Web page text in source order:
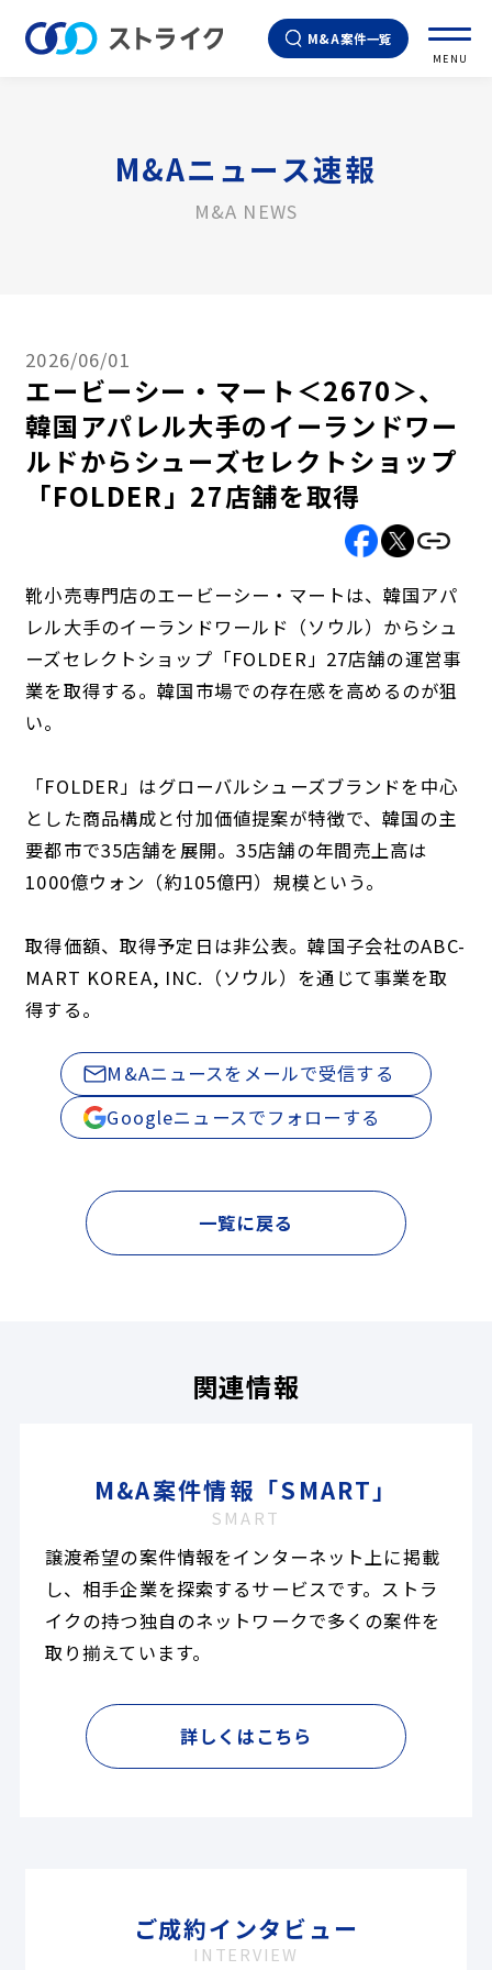
M&A案件一覧
MENU
M&Aニュース速報
M&A NEWS
2026/06/01
エービーシー・マート＜2670＞、
韓国アパレル大手のイーランドワー
ルドからシューズセレクトショップ
「FOLDER」27店舗を取得
靴小売専門店のエービーシー・マートは、韓国アパ
レル大手のイーランドワールド（ソウル）からシュ
ーズセレクトショップ「FOLDER」27店舗の運営事
業を取得する。韓国市場での存在感を高めるのが狙
い。
「FOLDER」はグローバルシューズブランドを中心
とした商品構成と付加価値提案が特徴で、韓国の主
要都市で35店舗を展開。35店舗の年間売上高は
1000億ウォン（約105億円）規模という。
取得価額、取得予定日は非公表。韓国子会社のABC-
MART KOREA, INC.（ソウル）を通じて事業を取
得する。
M&Aニュースをメールで受信する
Googleニュースでフォローする
一覧に戻る
関連情報
M&A案件情報「SMART」
SMART
譲渡希望の案件情報をインターネット上に掲載
し、相手企業を探索するサービスです。ストラ
イクの持つ独自のネットワークで多くの案件を
取り揃えています。
詳しくはこちら
ご成約インタビュー
INTERVIEW